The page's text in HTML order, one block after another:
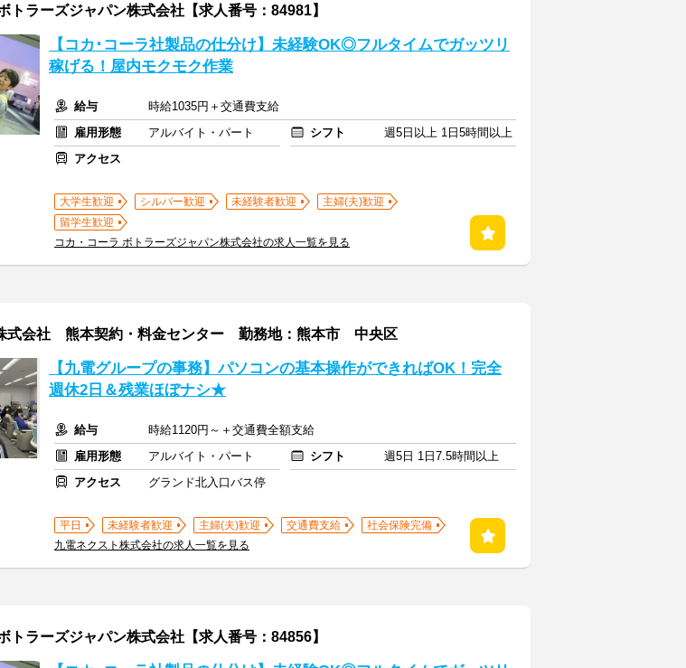
トラーズジャパン株式会社【求人番号：84981】
【コカ･コーラ社製品の仕分け】未経験OK◎フルタイムでガッツリ
稼げる！屋内モクモク作業
給与
時給1035円＋交通費支給
雇用形態
アルバイト・パート シフト
週5日以上 1日5時間以上
アクセス
大学生歓迎 シルバー歓迎 未経験者歓迎
主婦(夫)歓迎
留学生歓迎
コカ・コーラ ボトラーズジャパン株式会社の求人一覧を見る
式会社 熊本契約・料金センター 勤務地：熊本市 中央区
【九電グループの事務】パソコンの基本操作ができればOK！完全
週休2日＆残業ほぼナシ★
給与
時給1120円～＋交通費全額支給
雇用形態
アルバイト・パート シフト
週5日 1日7.5時間以上
アクセス
グランド北入口バス停
平日 未経験者歓迎 主婦(夫)歓迎 交通費支給
社会保険完備
九電ネクスト株式会社の求人一覧を見る
トラーズジャパン株式会社【求人番号：84856】